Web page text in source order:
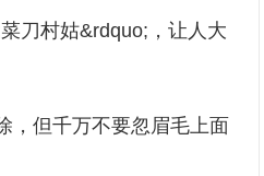
刀村姑&rdquo;，让人大
，但千万不要忽眉毛上面